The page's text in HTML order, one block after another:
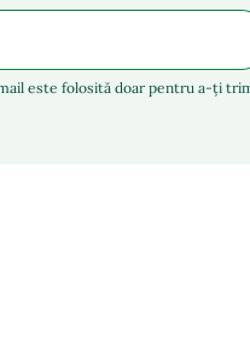
este folosită doar pentru a-ți